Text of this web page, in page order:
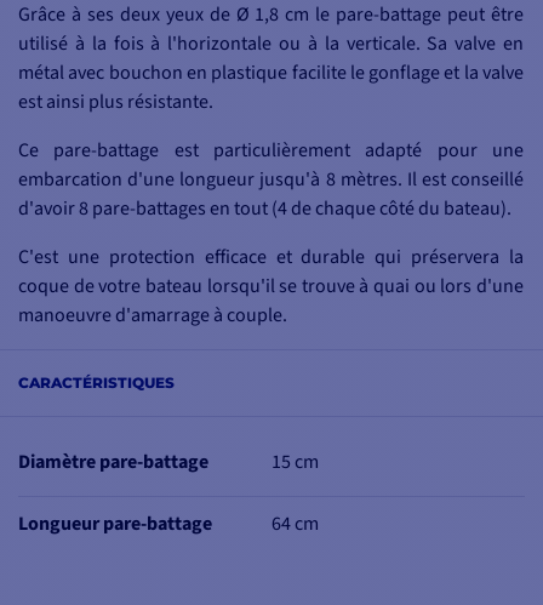
CARACTÉRISTIQUES
Diamètre pare-battage 15 cm
Longueur pare-battage 64 cm
Grâce à ses deux yeux de Ø 1,8 cm le pare-battage peut être
utilisé à la fois à l'horizontale ou à la verticale. Sa valve en
métal avec bouchon en plastique facilite le gonflage et la valve
est ainsi plus résistante.
Ce pare-battage est particulièrement adapté pour une
embarcation d'une longueur jusqu'à 8 mètres. Il est conseillé
d'avoir 8 pare-battages en tout (4 de chaque côté du bateau).
C'est une protection efficace et durable qui préservera la
coque de votre bateau lorsqu'il se trouve à quai ou lors d'une
manoeuvre d'amarrage à couple.
POINTS PRINCIPAUX :
Deux yeux résistants
mètres
Heavy Duty blanc